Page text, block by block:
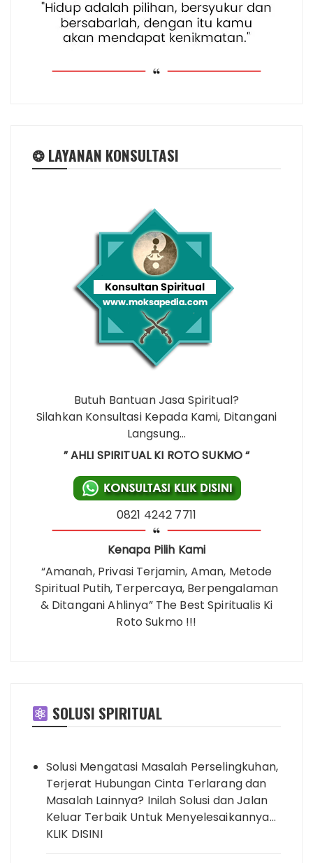
❂ LAYANAN KONSULTASI
Butuh Bantuan Jasa Spiritual?
Silahkan Konsultasi Kepada Kami, Ditangani
Langsung…
” AHLI SPIRITUAL KI ROTO SUKMO “
0821 4242 7711
Kenapa Pilih Kami
“Amanah, Privasi Terjamin, Aman, Metode
Spiritual Putih, Terpercaya, Berpengalaman
& Ditangani Ahlinya” The Best Spiritualis Ki
Roto Sukmo !!!
SOLUSI SPIRITUAL
Solusi Mengatasi Masalah Perselingkuhan,
Terjerat Hubungan Cinta Terlarang dan
Masalah Lainnya? Inilah Solusi dan Jalan
Keluar Terbaik Untuk Menyelesaikannya…
KLIK DISINI